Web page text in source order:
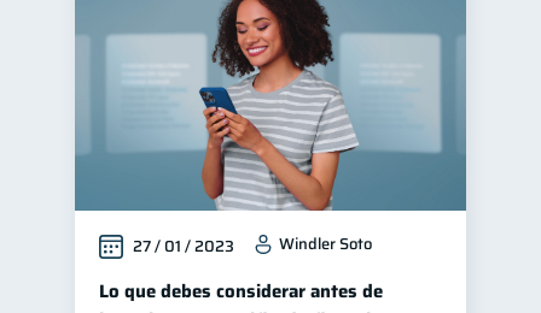
27 / 01 / 2023 Windler Soto
Lo que debes considerar antes de